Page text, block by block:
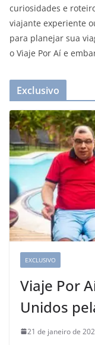
curiosidades e
viajante experiente
para planejar sua
o Viaje Por Aí e
Exclusivo
EXCLUSIVO
Viaje Por
Unidos
21 de janeiro de